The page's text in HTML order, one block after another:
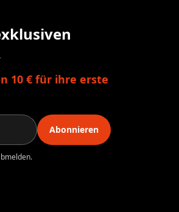
10 € für ihre erste
Abonnieren